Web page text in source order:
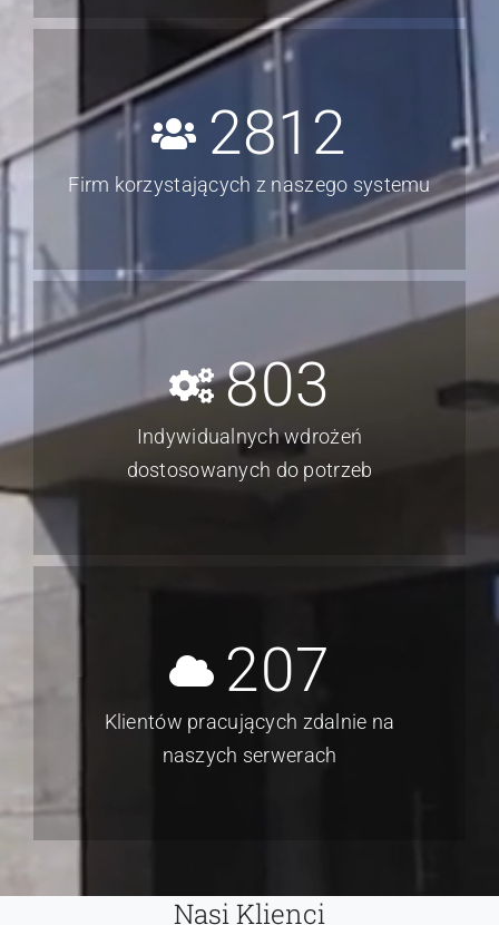
2812
Firm korzystających z naszego systemu
803
Indywidualnych wdrożeń
dostosowanych do potrzeb
207
Klientów pracujących zdalnie na
naszych serwerach
Nasi Klienci